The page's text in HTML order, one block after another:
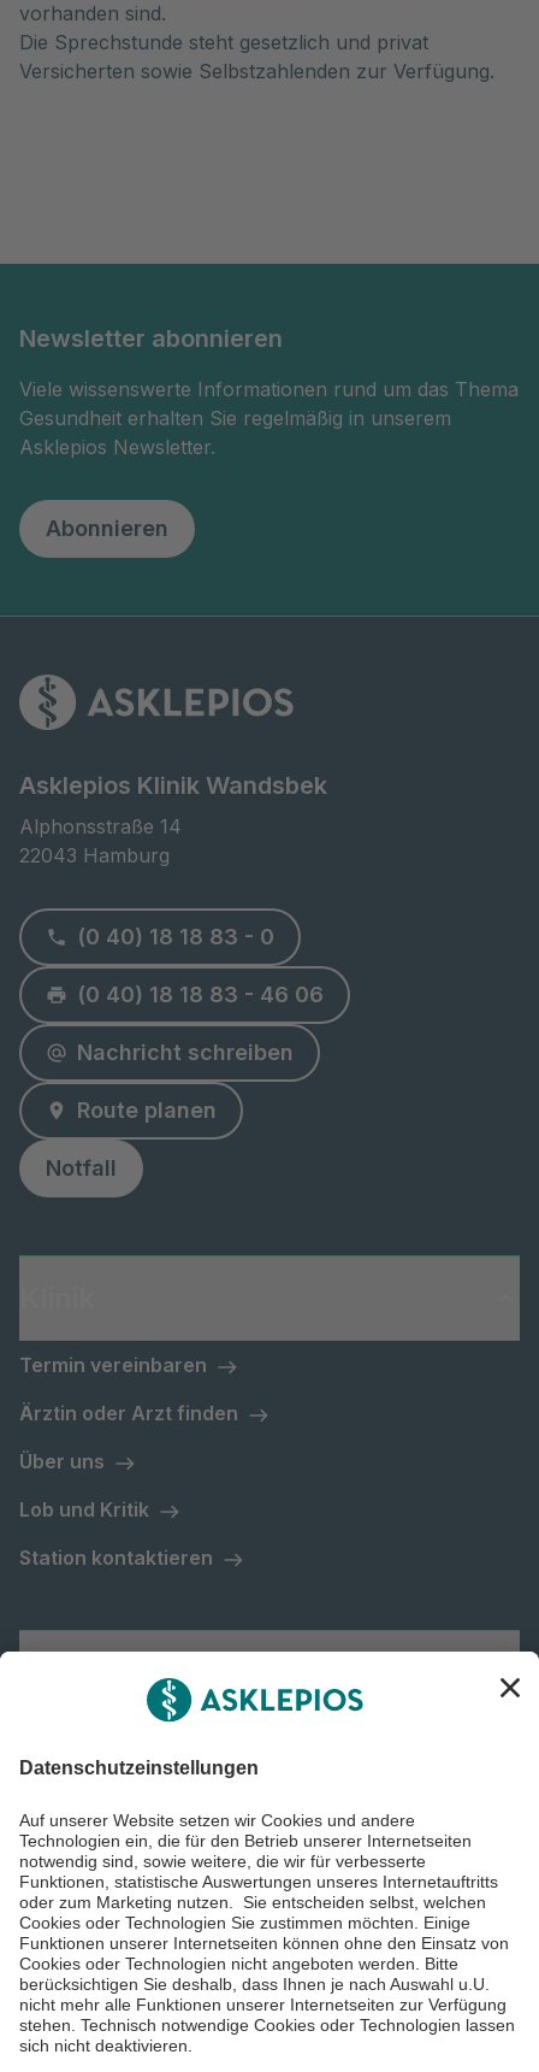
vorhanden sind.
Die Sprechstunde steht gesetzlich und privat
Versicherten sowie Selbstzahlenden zur Verfügung.
Newsletter abonnieren
Viele wissenswerte Informationen rund um das Thema
Gesundheit erhalten Sie regelmäßig in unserem
Asklepios Newsletter.
Abonnieren
Asklepios Klinik Wandsbek
Alphonsstraße 14
22043 Hamburg
(0 40) 18 18 83 - 0
(0 40) 18 18 83 - 46 06
Nachricht schreiben
Route planen
Notfall
Termin vereinbaren
Ärztin oder Arzt finden
Über uns
Lob und Kritik
Station kontaktieren
Asklepios Gruppe
Impressum